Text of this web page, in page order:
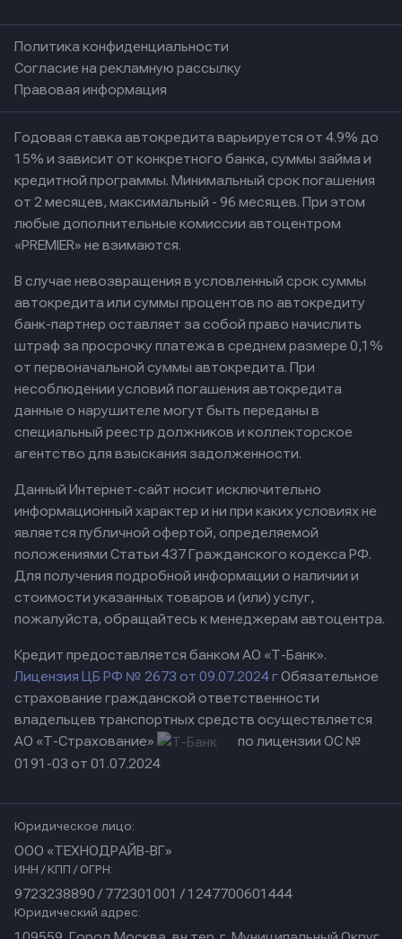
Политика конфиденциальности
Согласие на рекламную рассылку
Правовая информация
Годовая ставка автокредита варьируется от 4.9% до
15% и зависит от конкретного банка, суммы займа и
кредитной программы. Минимальный срок погашения
от 2 месяцев, максимальный - 96 месяцев. При этом
любые дополнительные комиссии автоцентром
«PREMIER» не взимаются.
В случае невозвращения в условленный срок суммы
автокредита или суммы процентов по автокредиту
банк-партнер оставляет за собой право начислить
штраф за просрочку платежа в среднем размере 0,1%
от первоначальной суммы автокредита. При
несоблюдении условий погашения автокредита
данные о нарушителе могут быть переданы в
специальный реестр должников и коллекторское
агентство для взыскания задолженности.
Данный Интернет-сайт носит исключительно
информационный характер и ни при каких условиях не
является публичной офертой, определяемой
положениями Статьи 437 Гражданского кодекса РФ.
Для получения подробной информации о наличии и
стоимости указанных товаров и (или) услуг,
пожалуйста, обращайтесь к менеджерам автоцентра.
Кредит предоставляется банком АО «Т-Банк».
Лицензия ЦБ РФ № 2673 от 09.07.2024 гОбязательное
страхование гражданской ответственности
владельцев транспортных средств осуществляется
АО «Т-Страхование»
по лицензии ОС №
0191-03 от 01.07.2024
Юридическое лицо:
ООО «ТЕХНОДРАЙВ-ВГ»
ИНН / КПП / ОГРН:
9723238890 / 772301001 / 1247700601444
Юридический адрес: